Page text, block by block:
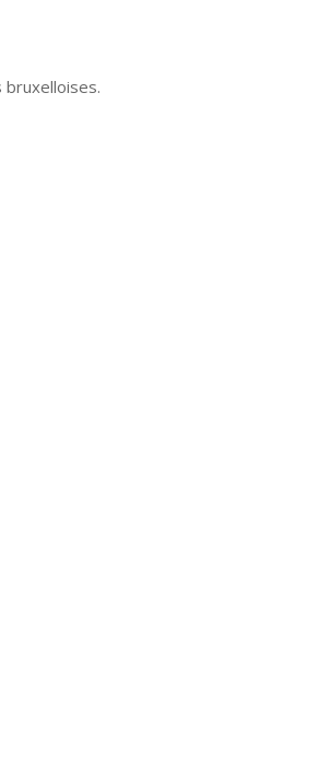
bruxelloises.